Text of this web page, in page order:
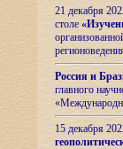
21 декабря
столе
Россия и
главного
15 декабря